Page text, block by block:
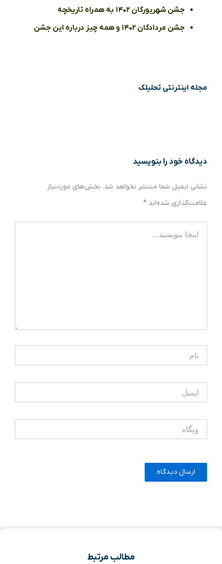
جشن شهریورگان ۱۴۰۲ به همراه تاریخچه
جشن مردادگان ۱۴۰۲ و همه چیز درباره این جشن
مجله اینترنتی تحلیلک
دیدگاه‌ خود را بنویسید
نشانی ایمیل شما منتشر نخواهد شد. بخش‌های موردنیاز
علامت‌گذاری شده‌اند *
بنویسید…
مطالب مرتبط